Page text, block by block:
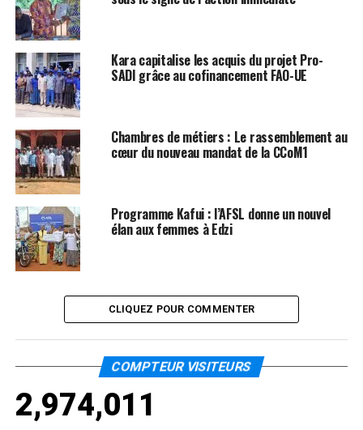
Kara capitalise les acquis du projet Pro-
SADI grâce au cofinancement FAO-UE
Chambres de métiers : Le rassemblement au
cœur du nouveau mandat de la CCoM1
Programme Kafui : l’AFSL donne un nouvel
élan aux femmes à Edzi
CLIQUEZ POUR COMMENTER
COMPTEUR VISITEURS
2,974,011